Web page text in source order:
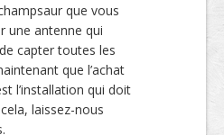
que vous
une antenne qui
capter toutes les
que l’achat
l’installation qui doit
laissez-nous